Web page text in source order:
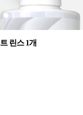
린스 1개